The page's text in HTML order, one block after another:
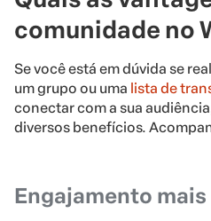
comunidade no
Se você está em dúvida se
um grupo ou uma lista de
conectar com a sua
diversos benefícios.
Engajamento